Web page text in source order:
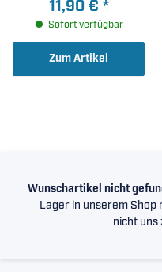
35x72x27mm )
11,90 € *
Sofort verfügbar
Zum Artikel
Wunschartikel nicht
Lager in unserem Shop
nicht uns